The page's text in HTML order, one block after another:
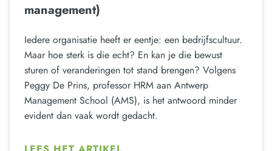
management)
Iedere organisatie heeft er eentje: een bedrijfscultuur.
Maar hoe sterk is die echt? En kan je die bewust
sturen of veranderingen tot stand brengen? Volgens
Peggy De Prins, professor HRM aan Antwerp
Management School (AMS), is het antwoord minder
evident dan vaak wordt gedacht.